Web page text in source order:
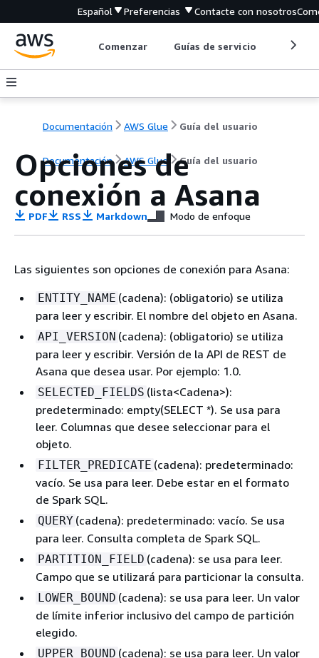
Español Preferencias Contacte con nosotros
Comenzar Guías de servicio
Documentación AWS Glue Guía del usuario
Documentación AWS Glue Guía del usuario
Opciones de
conexión a Asana
PDF RSS Markdown Modo de enfoque
Las siguientes son opciones de conexión para Asana:
ENTITY_NAME (cadena): (obligatorio) se utiliza
para leer y escribir. El nombre del objeto en Asana.
API_VERSION (cadena): (obligatorio) se utiliza
para leer y escribir. Versión de la API de REST de
Asana que desea usar. Por ejemplo: 1.0.
SELECTED_FIELDS (lista<Cadena>):
predeterminado: empty(SELECT *). Se usa para
leer. Columnas que desee seleccionar para el
objeto.
FILTER_PREDICATE (cadena): predeterminado:
vacío. Se usa para leer. Debe estar en el formato
de Spark SQL.
QUERY (cadena): predeterminado: vacío. Se usa
para leer. Consulta completa de Spark SQL.
PARTITION_FIELD (cadena): se usa para leer.
Campo que se utilizará para particionar la consulta.
LOWER_BOUND (cadena): se usa para leer. Un valor
de límite inferior inclusivo del campo de partición
elegido.
UPPER_BOUND (cadena): se usa para leer. Un valor